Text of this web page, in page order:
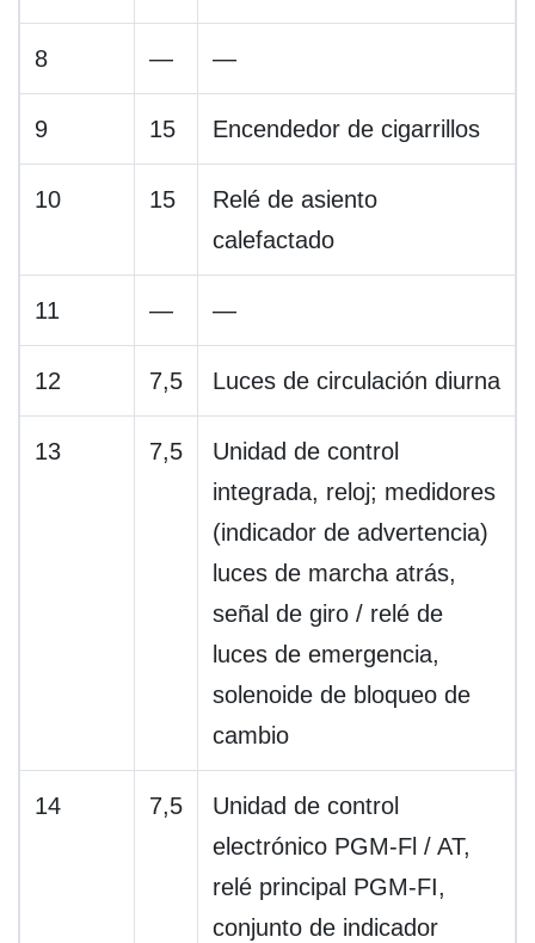
8 — —
9 15 Encendedor de cigarrillos
10 15
Relé de asiento
calefactado
11 — —
12 7,5 Luces de circulación diurna
13 7,5
Unidad de control
integrada, reloj; medidores
(indicador de advertencia)
luces de marcha atrás,
señal de giro / relé de
luces de emergencia,
solenoide de bloqueo de
cambio
14 7,5
Unidad de control
electrónico PGM-Fl / AT,
relé principal PGM-FI,
conjunto de indicador